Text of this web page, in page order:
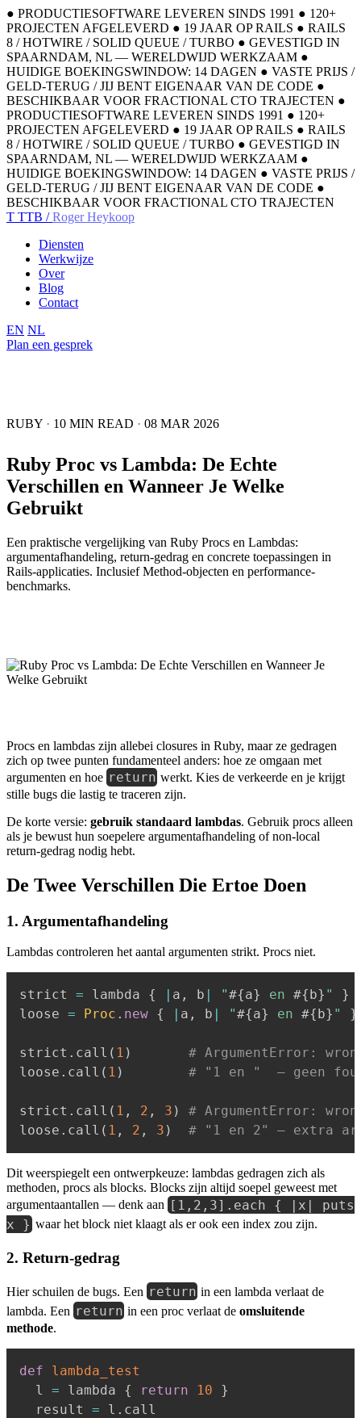
● PRODUCTIESOFTWARE LEVEREN SINDS 1991 ● 120+
PROJECTEN AFGELEVERD ● 19 JAAR OP RAILS ● RAILS
8 / HOTWIRE / SOLID QUEUE / TURBO ● GEVESTIGD IN
SPAARNDAM, NL — WERELDWIJD WERKZAAM ●
HUIDIGE BOEKINGSWINDOW: 14 DAGEN ● VASTE PRIJS /
GELD-TERUG / JIJ BENT EIGENAAR VAN DE CODE ●
BESCHIKBAAR VOOR FRACTIONAL CTO TRAJECTEN ●
PRODUCTIESOFTWARE LEVEREN SINDS 1991 ● 120+
PROJECTEN AFGELEVERD ● 19 JAAR OP RAILS ● RAILS
8 / HOTWIRE / SOLID QUEUE / TURBO ● GEVESTIGD IN
SPAARNDAM, NL — WERELDWIJD WERKZAAM ●
HUIDIGE BOEKINGSWINDOW: 14 DAGEN ● VASTE PRIJS /
GELD-TERUG / JIJ BENT EIGENAAR VAN DE CODE ●
BESCHIKBAAR VOOR FRACTIONAL CTO TRAJECTEN
T TTB /Roger Heykoop
Diensten
Werkwijze
Over
Blog
Contact
EN NL
Plan een gesprek
RUBY · 10 MIN READ · 08 MAR 2026
Ruby Proc vs Lambda: De Echte
Verschillen en Wanneer Je Welke
Gebruikt
Een praktische vergelijking van Ruby Procs en Lambdas:
argumentafhandeling, return-gedrag en concrete toepassingen in
Rails-applicaties. Inclusief Method-objecten en performance-
benchmarks.
Procs en lambdas zijn allebei closures in Ruby, maar ze gedragen
zich op twee punten fundamenteel anders: hoe ze omgaan met
argumenten en hoe return werkt. Kies de verkeerde en je krijgt
stille bugs die lastig te traceren zijn.
De korte versie: gebruik standaard lambdas. Gebruik procs alleen
als je bewust hun soepelere argumentafhandeling of non-local
return-gedrag nodig hebt.
De Twee Verschillen Die Ertoe Doen
1. Argumentafhandeling
Lambdas controleren het aantal argumenten strikt. Procs niet.
strict = lambda { a , b "#{a} en #{ b} "
}
loose = Proc . new { a , b "#{a} en #{ b} " }
strict . call ( 1 )
# ArgumentError:
loose . call ( 1 ) # "1 en "  — geen
strict . call ( 1 , 2 , 3 )
# ArgumentError:
loose . call ( 1 , 2 , 3 ) # "1 en 2" — extra
Dit weerspiegelt een ontwerpkeuze: lambdas gedragen zich als
methoden, procs als blocks. Blocks zijn altijd soepel geweest met
argumentaantallen — denk aan [1,2,3].each { |x| puts
x } waar het block niet klaagt als er ook een index zou zijn.
2. Return-gedrag
Hier schuilen de bugs. Een return in een lambda verlaat de
lambda. Een return in een proc verlaat deomsluitende
methode.
def
lambda_test
  l
= lambda { return 10
}
  result
= l . call